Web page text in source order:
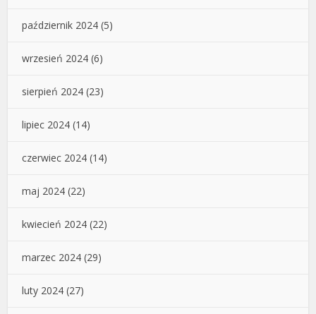
październik 2024 (5)
wrzesień 2024 (6)
sierpień 2024 (23)
lipiec 2024 (14)
czerwiec 2024 (14)
maj 2024 (22)
kwiecień 2024 (22)
marzec 2024 (29)
luty 2024 (27)